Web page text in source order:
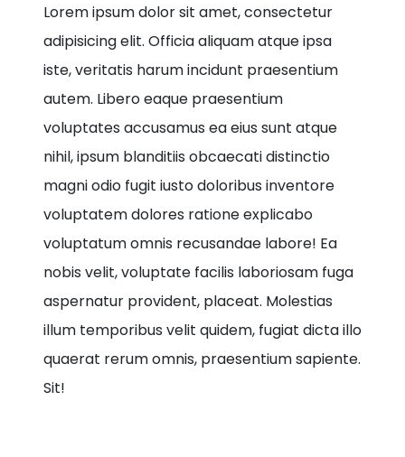
Lorem ipsum dolor sit amet, consectetur
adipisicing elit. Officia aliquam atque ipsa
iste, veritatis harum incidunt praesentium
autem. Libero eaque praesentium
voluptates accusamus ea eius sunt atque
nihil, ipsum blanditiis obcaecati distinctio
magni odio fugit iusto doloribus inventore
voluptatem dolores ratione explicabo
voluptatum omnis recusandae labore! Ea
nobis velit, voluptate facilis laboriosam fuga
aspernatur provident, placeat. Molestias
illum temporibus velit quidem, fugiat dicta illo
quaerat rerum omnis, praesentium sapiente.
Sit!